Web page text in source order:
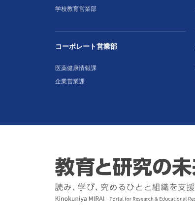
学校教育営業部
コーポレート営業部
医薬健康情報課
企業営業課